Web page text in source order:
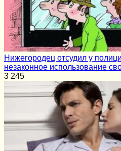
Нижегородец отсудил у
незаконное использование
3 245